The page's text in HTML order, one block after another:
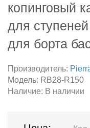
копинговый
для
для борта
Производитель:
Модель: RB28-R150
Наличие: В наличии